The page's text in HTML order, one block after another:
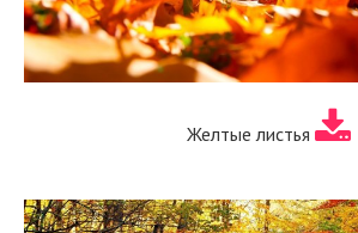
Желтые листья